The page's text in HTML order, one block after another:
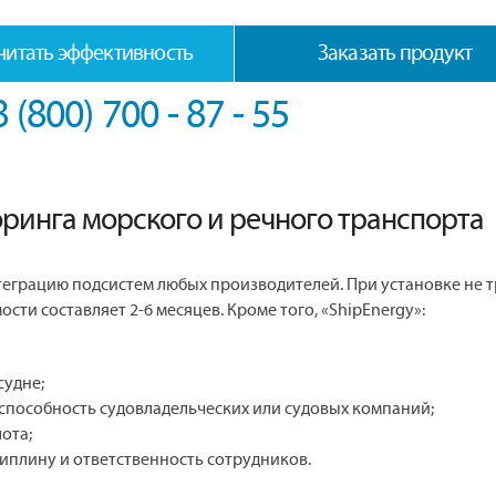
эффективность Заказать продукт
(800) 700 - 87 - 55
морского и речного транспорта
подсистем любых производителей. При установке не
составляет 2-6 месяцев. Кроме того, «ShipEnergy»:
судовладельческих или судовых компаний;
и ответственность сотрудников.